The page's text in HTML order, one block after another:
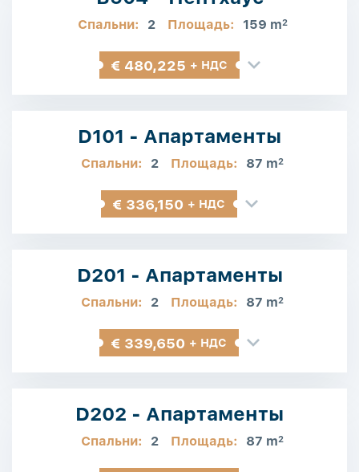
Спальни: 2 Площадь: 159 m2
€ 480,225 + НДС
D101 - Апартаменты
Спальни: 2 Площадь: 87 m2
€ 336,150 + НДС
D201 - Апартаменты
Спальни: 2 Площадь: 87 m2
€ 339,650 + НДС
D202 - Апартаменты
Спальни: 2 Площадь: 87 m2